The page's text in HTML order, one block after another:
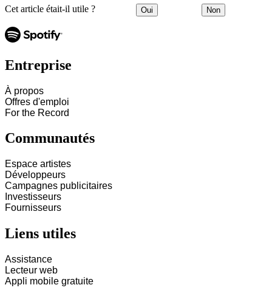
Cet article était-il utile ? Oui Non
Entreprise
À propos
Offres d'emploi
For the Record
Communautés
Espace artistes
Développeurs
Campagnes publicitaires
Investisseurs
Fournisseurs
Liens utiles
Assistance
Lecteur web
Appli mobile gratuite